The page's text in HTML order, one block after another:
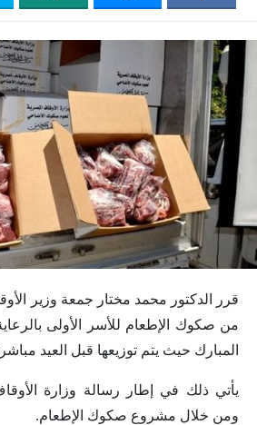
من صكوك الإطعام للأسر الأولى
المبارك حيث يتم توزيعها قبل العيد
يأتي ذلك في إطار رسالة وزارة
ومن خلال مشروع صكوك الإطعام.